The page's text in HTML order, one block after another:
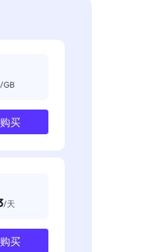
/GB
购买
/天
购买